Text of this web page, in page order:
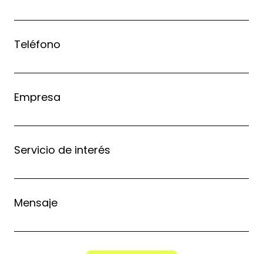
Teléfono
Empresa
Servicio de interés
Mensaje